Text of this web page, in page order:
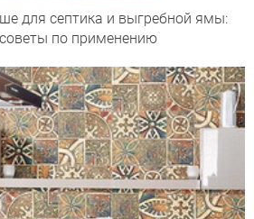
для септика и выгребной ямы:
по применению